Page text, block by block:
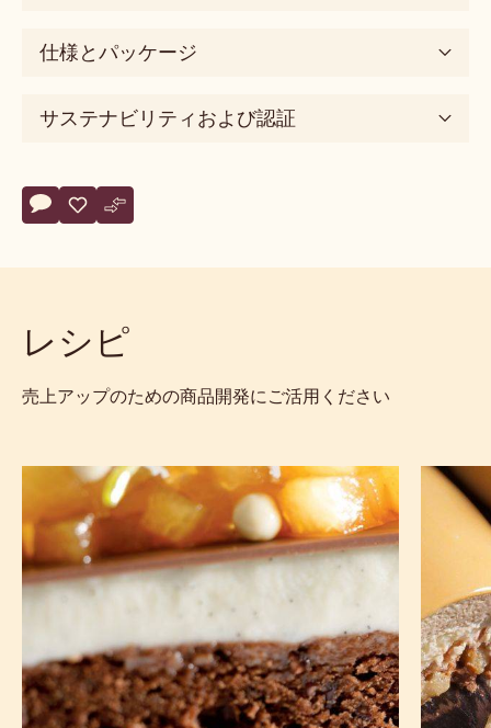
仕様とパッケージ
サステナビリティおよび認証
Actions
コメント
- 823保存
- 823比較
- 823
レシピ
売上アップのための商品開発にご活用ください
ニ
ー
ン
ナ
コ
ミ
コ
レ
ー
ト
バ